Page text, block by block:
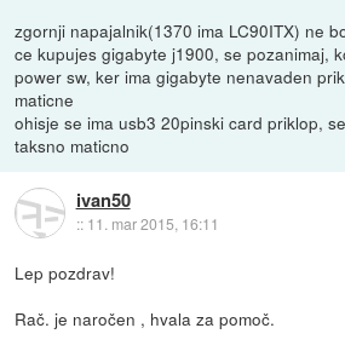
zgornji napajalnik(1370 ima LC90ITX) ne
ce kupujes gigabyte j1900, se pozanimaj,
power sw, ker ima gigabyte nenavaden
maticne
ohisje se ima usb3 20pinski card priklop,
taksno maticno
ivan50
:: 11. mar 2015, 16:11
Lep pozdrav!
Rač. je naročen , hvala za pomoč.